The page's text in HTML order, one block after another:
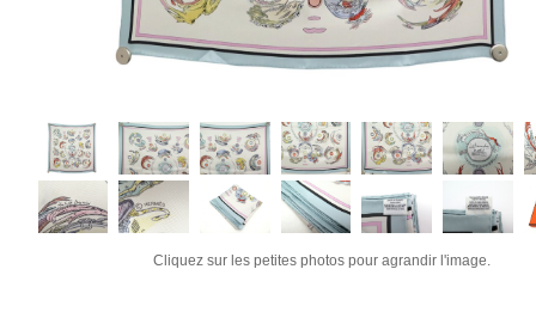
Cliquez sur les petites photos pour agrandir l'image.